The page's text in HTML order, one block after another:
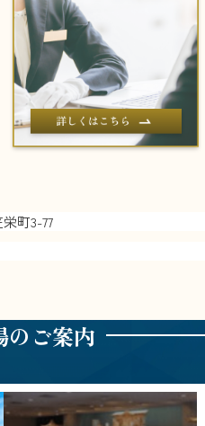
町3-77
のご案内